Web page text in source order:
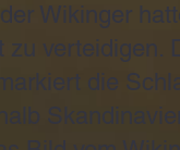
Wikinger
zu verteidigen.
die